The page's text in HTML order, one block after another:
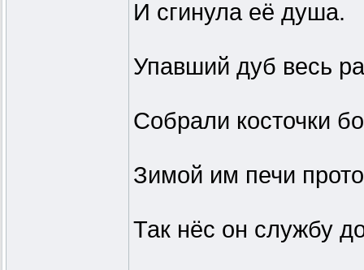
И сгинула её душа.
Упавший дуб весь
Собрали косточки
Зимой им печи
Так нёс он службу